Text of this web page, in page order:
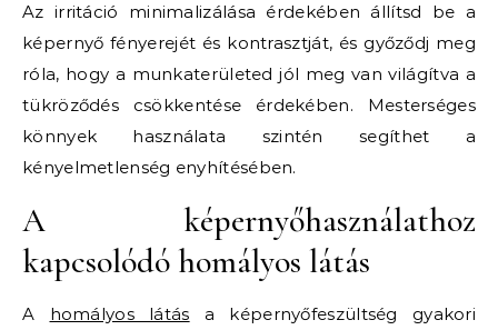
Az irritáció minimalizálása érdekében állítsd be a
képernyő fényerejét és kontrasztját, és győződj meg
róla, hogy a munkaterületed jól meg van világítva a
tükröződés csökkentése érdekében. Mesterséges
könnyek használata szintén segíthet a
kényelmetlenség enyhítésében.
A képernyőhasználathoz
kapcsolódó homályos látás
A homályos látás a képernyőfeszültség gyakori